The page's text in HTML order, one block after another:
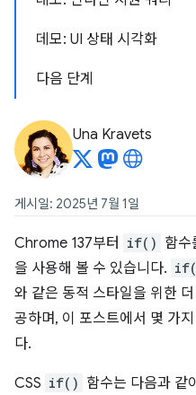
데모: UI 상태 시각화
다음 단계
Una Kravets
게시일: 2025년 7월 1일
Chrome 137부터 if() 함수
을 사용해 볼 수 있습니다.
와 같은 동적 스타일을 위한
공하며, 이 포스트에서 몇 가
다.
CSS if() 함수는 다음과 같